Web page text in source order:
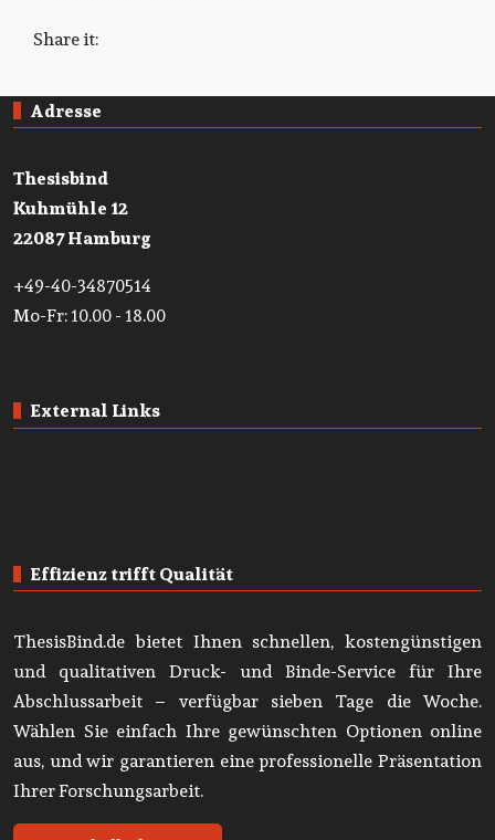
Share it:
Adresse
Thesisbind
Kuhmühle 12
22087 Hamburg
+49-40-34870514
Mo-Fr: 10.00 - 18.00
External Links
Effizienz trifft Qualität
ThesisBind.de bietet Ihnen schnellen, kostengünstigen
und qualitativen Druck- und Binde-Service für Ihre
Abschlussarbeit – verfügbar sieben Tage die Woche.
Wählen Sie einfach Ihre gewünschten Optionen online
aus, und wir garantieren eine professionelle Präsentation
Ihrer Forschungsarbeit.